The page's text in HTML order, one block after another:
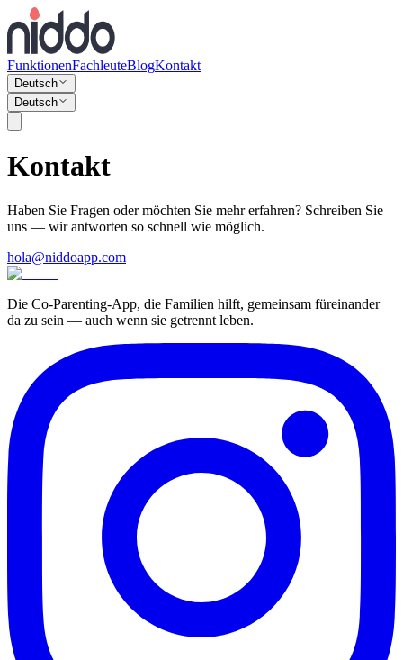
FunktionenFachleuteBlogKontakt
Deutsch
Deutsch
Kontakt
Haben Sie Fragen oder möchten Sie mehr erfahren? Schreiben Sie
uns — wir antworten so schnell wie möglich.
hola@niddoapp.com
Die Co-Parenting-App, die Familien hilft, gemeinsam füreinander
da zu sein — auch wenn sie getrennt leben.